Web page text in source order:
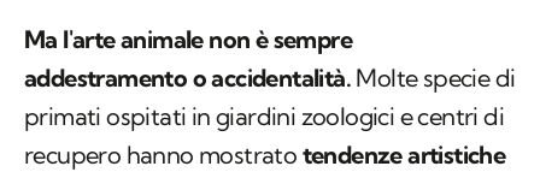
Ma l'arte animale non è sempre
addestramento o accidentalità. Molte specie di
primati ospitati in giardini zoologici e centri di
recupero hanno mostrato tendenze artistiche